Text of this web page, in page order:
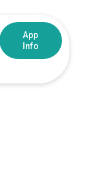
App
Info